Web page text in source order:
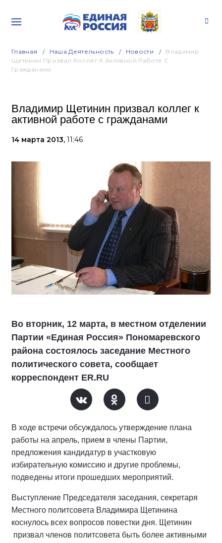
Главная Наша Деятельность Новости
Владимир
Щетинин Призвал Коллег К Активной Работе С
Гражданами
Владимир Щетинин призвал коллег к
активной работе с гражданами
14 марта 2013, 11:46
Во вторник, 12 марта, в местном отделении
Партии «Единая Россия» Пономаревского
района состоялось заседание Местного
политического совета, сообщает
корреспондент ER.RU
В ходе встречи обсуждалось утверждение плана
работы на апрель, прием в члены Партии,
предложения кандидатур в участковую
избирательную комиссию и другие проблемы,
подведены итоги прошедших мероприятий.
Выступление Председателя заседания, секретаря
Местного политсовета Владимира Щетинина
коснулось всех вопросов повестки дня. Щетинин
призвал членов политсовета быть более активными